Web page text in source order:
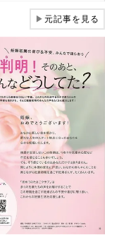
▶元記事を見る